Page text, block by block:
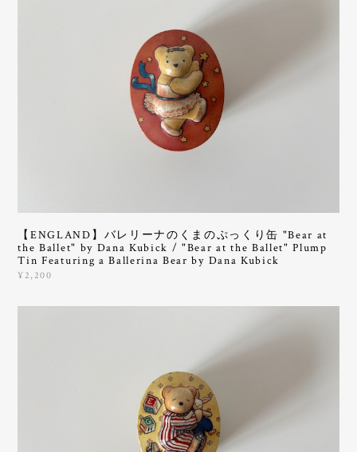
【ENGLAND】バレリーナのくまのぷっくり缶 "Bear at
the Ballet" by Dana Kubick / "Bear at the Ballet" Plump
Tin Featuring a Ballerina Bear by Dana Kubick
¥2,200